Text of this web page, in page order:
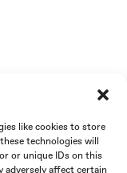
like cookies to store
technologies will
or unique IDs on this